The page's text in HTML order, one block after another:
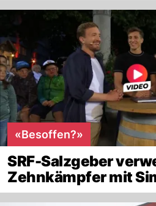
«Besoffen?»
SRF-Salzgeber
Zehnkämpfer mit